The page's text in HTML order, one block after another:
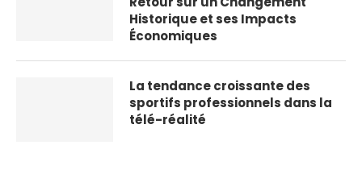
Historique et ses Impacts
Économiques
La tendance croissante des
sportifs professionnels dans la
télé-réalité